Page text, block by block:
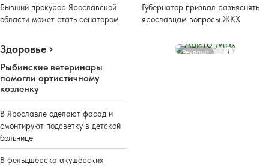
Бывший прокурор Ярославской
области может стать сенатором
Губернатор призвал разъяснять
ярославцам вопросы ЖКХ
Здоровье
Рыбинские ветеринары
помогли артистичному
козленку
В Ярославле сделают фасад и
смонтируют подсветку в детской
больнице
В фельдшерско-акушерских
Реклама